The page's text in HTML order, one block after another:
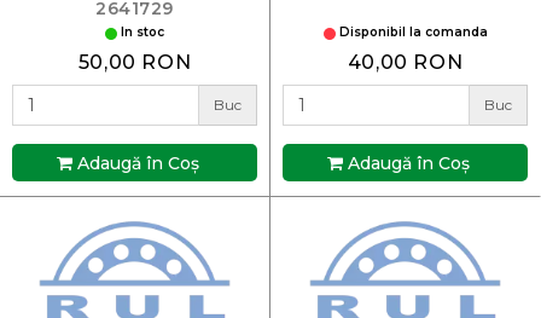
2641729
In stoc
50,00 RON
Buc
Adaugă în Coş
Disponibil la comanda
40,00 RON
Buc
Adaugă în Coş